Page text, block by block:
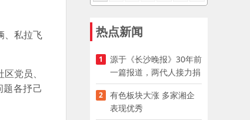
、私拉飞
党员、
各抒己
热点新闻
1
源于《长沙晚报》30年前
一篇报道，两代人接力捐
资助学
2
有色板块大涨 多家湘企
表现优秀